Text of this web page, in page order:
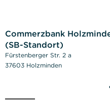
Commerzbank
(SB-Standort)
Fürstenberger Str. 2 a
37603 Holzminden